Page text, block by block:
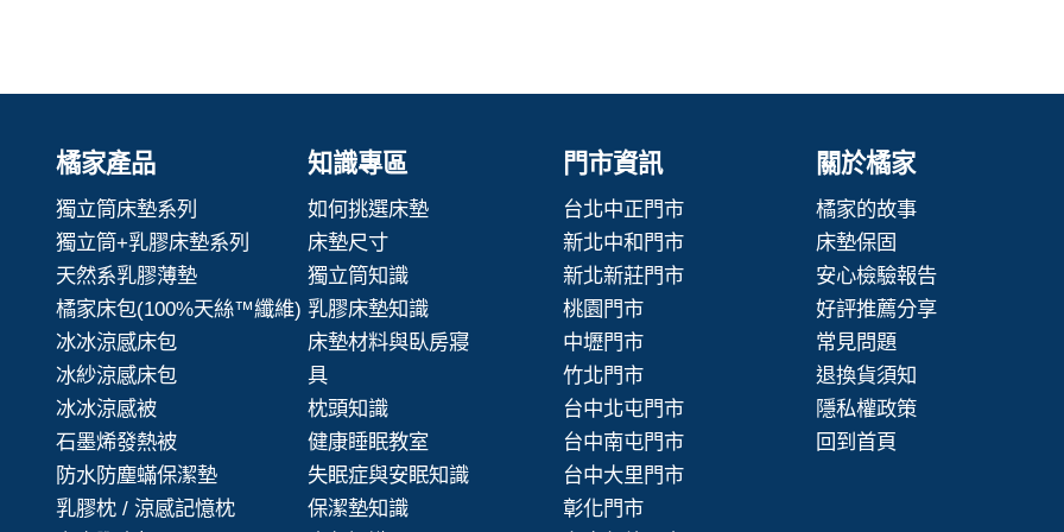
橘家產品
獨立筒床墊系列
獨立筒+乳膠床墊系列
天然系乳膠薄墊
橘家床包(100%天絲™纖維)
冰冰涼感床包
冰紗涼感床包
冰冰涼感被
石墨烯發熱被
防水防塵蟎保潔墊
乳膠枕 / 涼感記憶枕
知識專區
如何挑選床墊
床墊尺寸
獨立筒知識
乳膠床墊知識
床墊材料與臥房寢
具
枕頭知識
健康睡眠教室
失眠症與安眠知識
保潔墊知識
門市資訊
台北中正門市
新北中和門市
新北新莊門市
桃園門市
中壢門市
竹北門市
台中北屯門市
台中南屯門市
台中大里門市
彰化門市
關於橘家
橘家的故事
床墊保固
安心檢驗報告
好評推薦分享
常見問題
退換貨須知
隱私權政策
回到首頁